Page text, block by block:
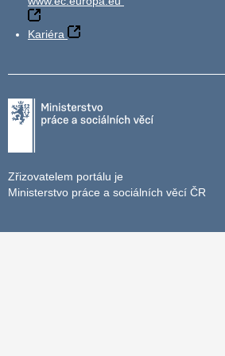
Kariéra
Zřizovatelem portálu je
Ministerstvo práce a sociálních věcí ČR